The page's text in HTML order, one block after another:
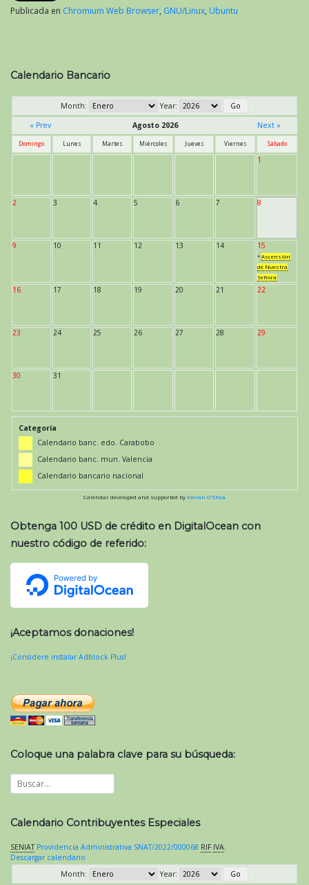
Publicada en Chromium Web Browser, GNU/Linux, Ubuntu
Calendario Bancario
Month:
Year:
« Prev
Agosto 2026 Next »
Domingo Lunes Martes Miércoles Jueves Viernes Sábado
1
2 3 4 5 6 7 8
9 10 11 12 13 14 15
* Ascensión
de Nuestra
Señora
16 17 18 19 20 21 22
23 24 25 26 27 28 29
30 31
Categoría
Calendario banc. edo. Carabobo
Calendario banc. mun. Valencia
Calendario bancario nacional
Calendar developed and supported by Kieran O'Shea
Obtenga 100 USD de crédito en DigitalOcean con
nuestro código de referido:
¡Aceptamos donaciones!
¡Considere instalar Adblock Plus!
Coloque una palabra clave para su búsqueda:
Calendario Contribuyentes Especiales
SENIAT Providencia Administrativa SNAT/2022/000068 RIF IVA
Descargar calendario
Month:
Year: